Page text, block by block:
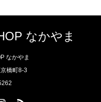
なかやま
なかやま
橋町8-3